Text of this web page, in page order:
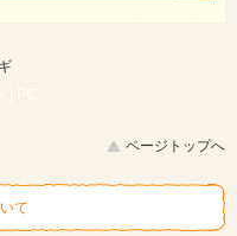
|
PC
ページトップへ
て